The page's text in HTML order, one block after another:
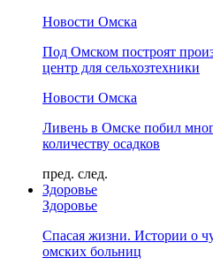
Новости Омска
Под Омском построят
центр для сельхозтехники
Новости Омска
Ливень в Омске побил
количеству осадков
пред. след.
Здоровье
Здоровье
Спасая жизни. Истории о
омских больниц